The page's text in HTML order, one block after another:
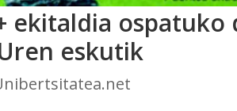
ekitaldia ospatuko
eskutik